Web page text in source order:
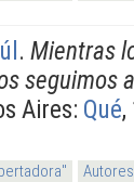
. Mientras
seguimos
Aires: Qué,